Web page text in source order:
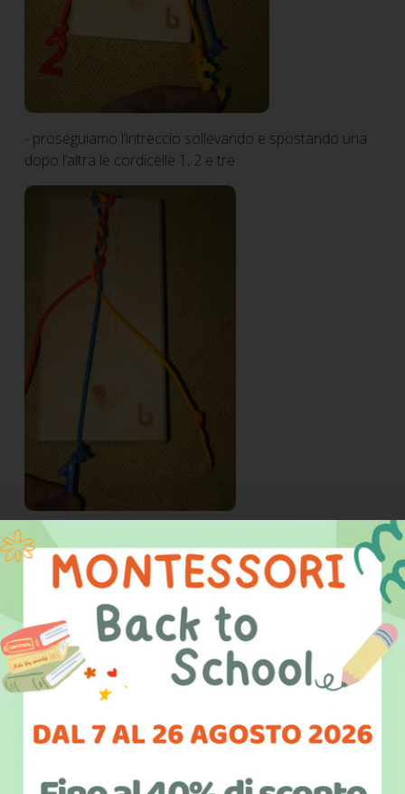
- proseguiamo l’intreccio sollevando e spostando una
dopo l’altra le cordicelle 1, 2 e tre